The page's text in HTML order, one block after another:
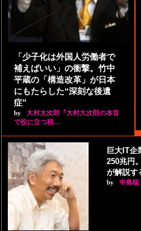
「少子化は外国人労働者で
補えばいい」の衝撃。竹中
平蔵の「構造改革」が日本
にもたらした“深刻な後遺
症”
by
大村大次郎『大村大次郎の本音
で役に立つ税…
巨大IT企
250兆円
が解説す
by 中島